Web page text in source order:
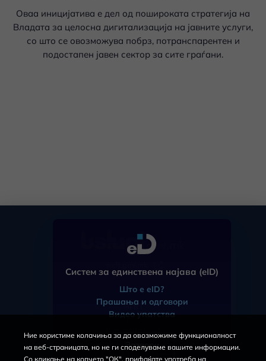
Оваа иницијатива е дел од пошироката стратегија на
Владата за целосна дигитализација на јавните услуги,
со што се овозможува побрз, потранспарентен и
подостапен јавен сектор за сите граѓани.
ЧПП
eID
За порталот
Услови за користење
Систем за единствена најава (eID)
Што е eID?
Прашања и одговори
Видео упатства
Затвори
Ние користиме колачиња за да овозможиме функционалност
на веб-страницата, но не ги споделуваме вашите информации.
Со кликање на копчето "ОК", прифаќате употреба на